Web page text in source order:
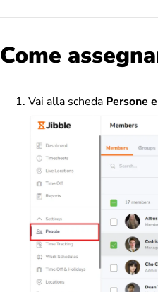
Come
Vai alla scheda Persone e